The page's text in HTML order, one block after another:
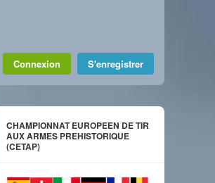
Connexion S'enregistrer
CHAMPIONNAT EUROPEEN DE TIR
AUX ARMES PREHISTORIQUE
(CETAP)